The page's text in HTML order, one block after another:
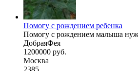
Помогу с рождением ребенка
Помогу с рождением малыша
ДобраяФея
1200000 руб.
Москва
2385